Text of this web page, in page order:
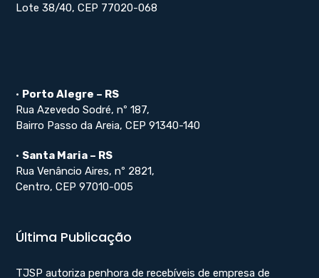
Lote 38/40, CEP 77020-068
• Porto Alegre – RS
Rua Azevedo Sodré, nº 187,
Bairro Passo da Areia, CEP 91340-140
• Santa Maria – RS
Rua Venâncio Aires, nº 2821,
Centro, CEP 97010-005
Última Publicação
TJSP autoriza penhora de recebíveis de empresa de